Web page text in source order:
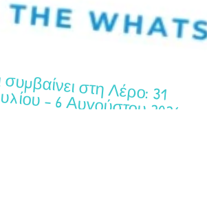
στη Λέρο: 31 Ιουλίου – 6 Αυγούστου 2026